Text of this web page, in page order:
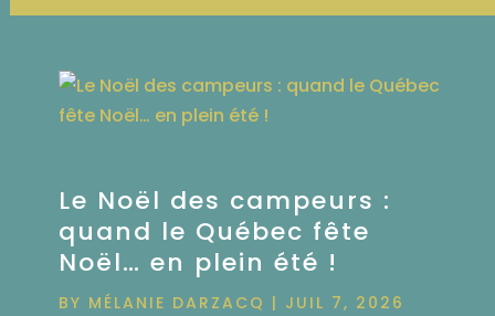
Le Noël des campeurs :
quand le Québec fête
Noël… en plein été !
BY MÉLANIE DARZACQ | JUIL 7, 2026